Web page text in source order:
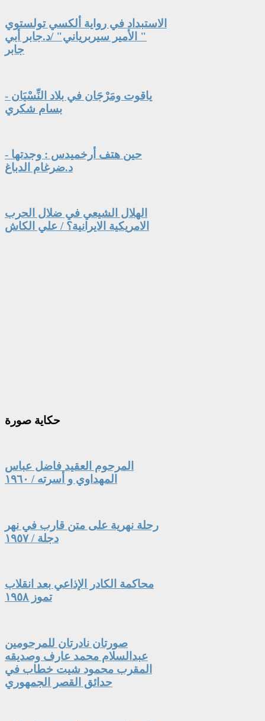
الاستبداد في رواية ألكسي تولستوي
" الأمير سيربرياني" /د.جابر أبي
جابر
ياقوت ومَرْجَان في بلاد النِّسْيَان -
بسام شكري
حين هتف أرخميدس : وجدتها -
د.ضرغام الدباغ
الهلال الشيعي في ضلال الحرب
الامريكية الايرانية؟ / علي الكاش
حكاية صورة
المرحوم العقيد فاضل عباس
المهداوي و أسرته / ١٩٦٠
رحلة نهرية على متن قارب في نهر
دجلة / ١٩٥٧
محاكمة الكادر الإذاعي بعد انقلاب
تموز ١٩٥٨
صورتان نادرتان للمرحومين
عبدالسلام محمد عارف وصديقه
المقرب محمود شيت خطاب في
حدائق القصر الجمهوري